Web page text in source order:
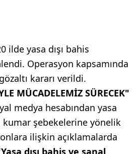
ilde yasa dışı bahis
Operasyon kapsamında
kararı verildi.
MÜCADELEMİZ SÜRECEK"
medya hesabından yasa
kumar şebekelerine yönelik
ilişkin açıklamalarda
dışı bahis ve sanal